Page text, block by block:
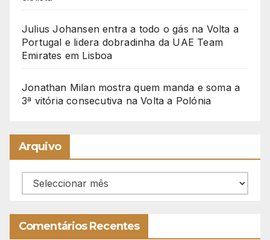
Julius Johansen entra a todo o gás na Volta a
Portugal e lidera dobradinha da UAE Team
Emirates em Lisboa
Jonathan Milan mostra quem manda e soma a
3ª vitória consecutiva na Volta a Polónia
Arquivo
Arquivo
Comentários Recentes